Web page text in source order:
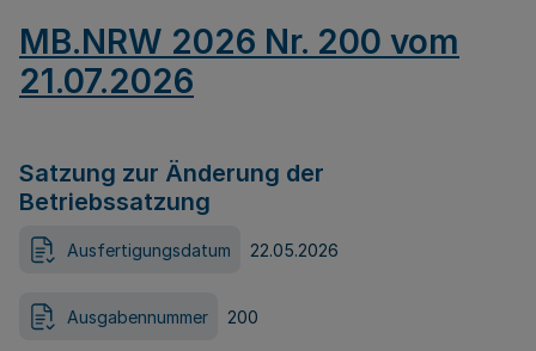
MB.NRW 2026 Nr. 200 vom
21.07.2026
Satzung zur Änderung der
Betriebssatzung
Ausfertigungsdatum 22.05.2026
Ausgabennummer 200